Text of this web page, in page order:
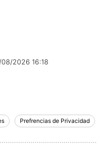
2026 16:18
Prefrencias de Privacidad